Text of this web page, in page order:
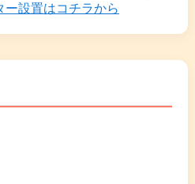
ー設置はコチラから